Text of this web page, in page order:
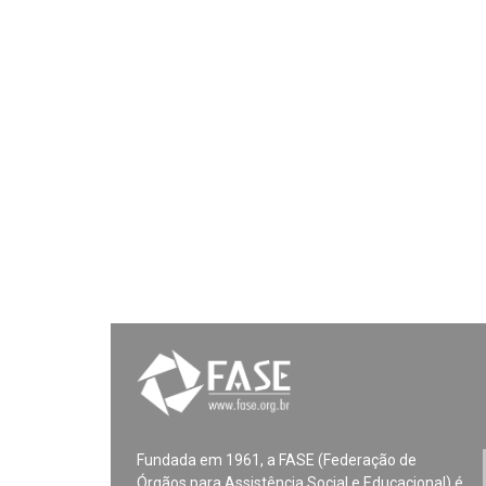
Fundada em 1961, a FASE (Federação de